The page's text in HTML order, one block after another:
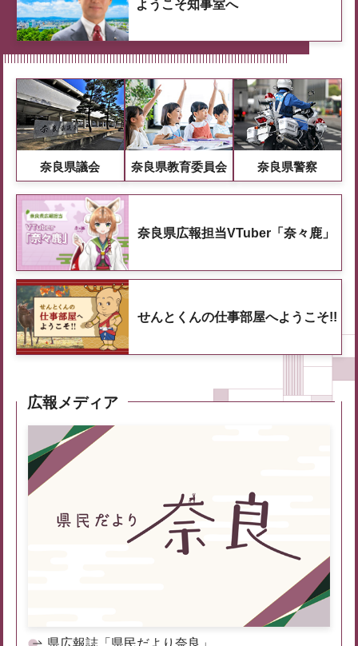
ようこそ知事室へ
奈良県議会 奈良県教育委員会 奈良県警察
奈良県広報担当VTuber「奈々鹿」
せんとくんの仕事部屋へようこそ!!
広報メディア